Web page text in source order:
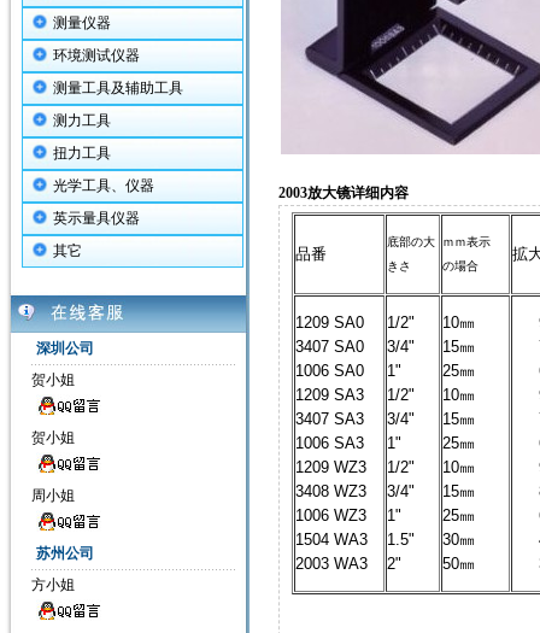
测量仪器
环境测试仪器
测量工具及辅助工具
测力工具
扭力工具
光学工具、仪器
英示量具仪器
其它
深圳公司
贺小姐
贺小姐
周小姐
苏州公司
方小姐
2003放大镜详细内容
品番
底部の大
きさ
ｍｍ表示
の場合
拡
1209 SA0
3407 SA0
1006 SA0
1209 SA3
3407 SA3
1006 SA3
1209 WZ3
3408 WZ3
1006 WZ3
1504 WA3
2003 WA3
1/2"
3/4"
1"
1/2"
3/4"
1"
1/2"
3/4"
1"
1.5"
2"
10㎜
15㎜
25㎜
10㎜
15㎜
25㎜
10㎜
15㎜
25㎜
30㎜
50㎜